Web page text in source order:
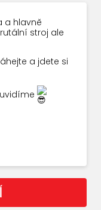
a hlavně
stroj ale
a jdete si